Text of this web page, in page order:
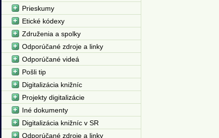
Prieskumy
Etické kódexy
Združenia a spolky
Odporúčané zdroje a linky
Odporúčané videá
Pošli tip
Digitalizácia knižníc
Projekty digitalizácie
Iné dokumenty
Digitalizácia knižníc v SR
Odporúčané zdroje a linky